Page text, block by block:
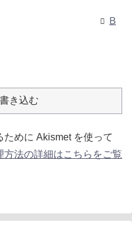
B
き込む
めに Akismet を使って
方法の詳細はこちらをご覧